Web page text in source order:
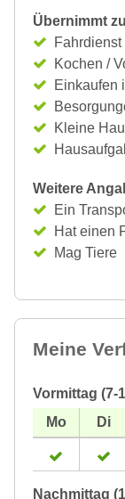
Übernimmt
Kochen /
Einkaufen
Kleine
Weitere
Ein
Hat einen
Mag Tiere
Meine
Vormittag (7-
Nachmittag